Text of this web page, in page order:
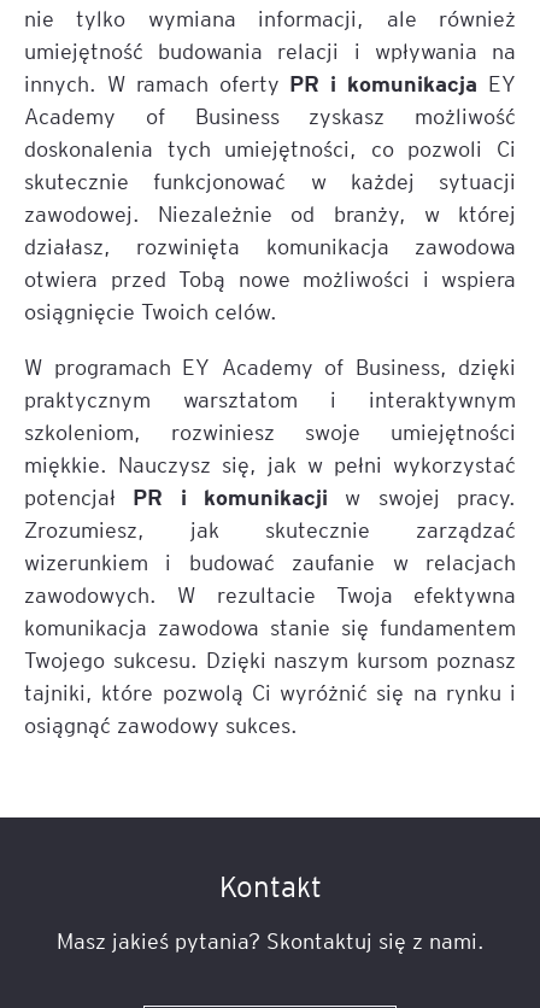
nie tylko wymiana informacji, ale również
umiejętność budowania relacji i wpływania na
innych. W ramach oferty PR i komunikacja EY
Academy of Business zyskasz możliwość
doskonalenia tych umiejętności, co pozwoli Ci
skutecznie funkcjonować w każdej sytuacji
zawodowej. Niezależnie od branży, w której
działasz, rozwinięta komunikacja zawodowa
otwiera przed Tobą nowe możliwości i wspiera
osiągnięcie Twoich celów.
W programach EY Academy of Business, dzięki
praktycznym warsztatom i interaktywnym
szkoleniom, rozwiniesz swoje umiejętności
miękkie. Nauczysz się, jak w pełni wykorzystać
potencjał PR i komunikacji w swojej pracy.
Zrozumiesz, jak skutecznie zarządzać
wizerunkiem i budować zaufanie w relacjach
zawodowych. W rezultacie Twoja efektywna
komunikacja zawodowa stanie się fundamentem
Twojego sukcesu. Dzięki naszym kursom poznasz
tajniki, które pozwolą Ci wyróżnić się na rynku i
osiągnąć zawodowy sukces.
Kontakt
Masz jakieś pytania? Skontaktuj się z nami.